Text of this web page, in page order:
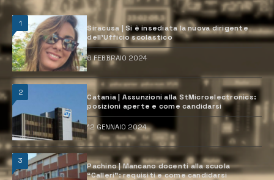
1
Siracusa | Si è insediata la nuova dirigente
dell’Ufficio scolastico
6 FEBBRAIO 2024
2
Catania | Assunzioni alla StMicroelectronics:
posizioni aperte e come candidarsi
12 GENNAIO 2024
3
Pachino | Mancano docenti alla scuola
“Calleri”: requisiti e come candidarsi